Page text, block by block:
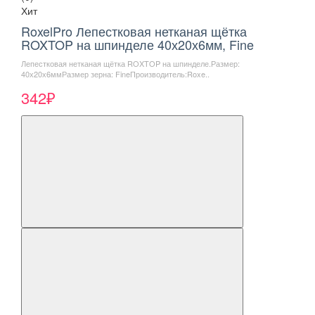
Хит
RoxelPro Лепестковая нетканая щётка
ROXTOP на шпинделе 40х20х6мм, Fine
Лепестковая нетканая щётка ROXTOP на шпинделе.Размер:
40х20х6ммРазмер зерна: FineПроизводитель:Roxe..
342₽